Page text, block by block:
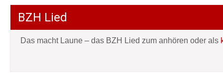
BZH Lied
Das macht Laune – das BZH Lied zum anhören oder als